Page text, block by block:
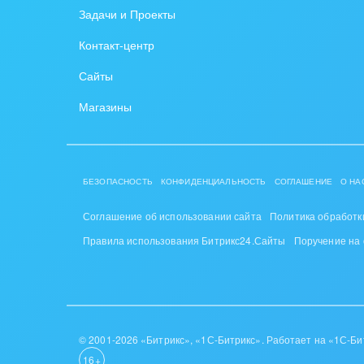
внедрения
Внедрение для медицины
Внедрение онлайн-
/ Интранета
Задачи и Проекты
Контакт-центр
Сайты
Магазины
БЕЗОПАСНОСТЬ КОНФИДЕНЦИАЛЬНОСТЬ СОГЛАШЕНИЕ О
Соглашение об использовании сайта
Политика
Правила использования Битрикс24.Сайты
Поручение на
© 2001-2026 «Битрикс», «1С-Битрикс». Работает на «1С-
16+